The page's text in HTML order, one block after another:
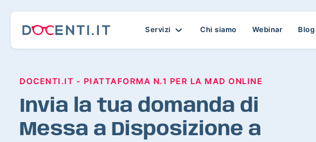
Servizi Chi siamo Webinar Blog
DOCENTI.IT - PIATTAFORMA N.1 PER LA MAD ONLINE
Invia la tua domanda di
Messa a Disposizione a